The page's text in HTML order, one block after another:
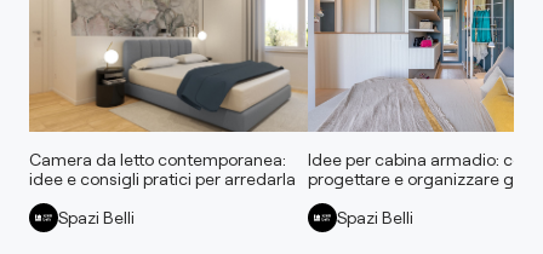
Camera da letto contemporanea:
idee e consigli pratici per arredarla
Spazi Belli
Idee per cabina armadio:
progettare e organizzare gli
Spazi Belli